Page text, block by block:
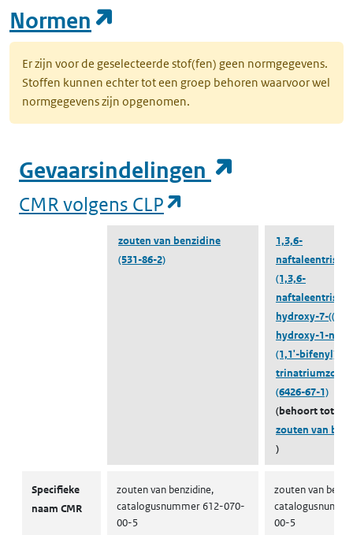
Normen
Er zijn voor de geselecteerde stof(fen) geen normgegevens.
Stoffen kunnen echter tot een groep behoren waarvoor wel
normgegevens zijn opgenomen.
Gevaarsindelingen
CMR volgens CLP
zouten van benzidine
(531-86-2)
1,3,6-
(1,3,6-
hydroxy-7-((4'-
hydroxy-1-
(1,1'-bifenyl)-4-
trinatriumzout)
(6426-67-1)
(behoort tot
zouten van
)
Specifieke
naam CMR
zouten van benzidine,
catalogusnummer 612-070-
00-5
zouten van
00-5